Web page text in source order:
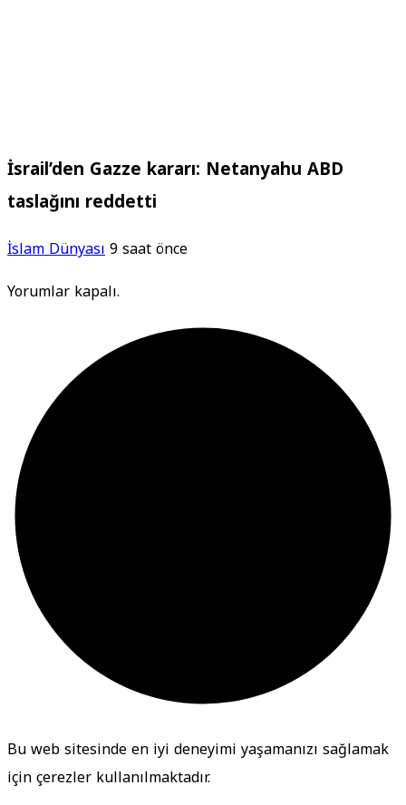
İsrail’den Gazze kararı: Netanyahu ABD
taslağını reddetti
İslam Dünyası9 saat önce
Yorumlar kapalı.
Bu web sitesinde en iyi deneyimi yaşamanızı sağlamak
için çerezler kullanılmaktadır.